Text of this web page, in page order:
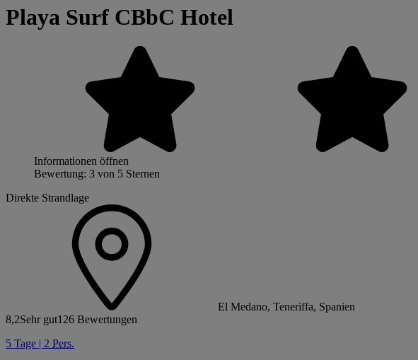
Playa Surf CBbC Hotel
Informationen öffnen
Bewertung: 3 von 5 Sternen
Direkte Strandlage
El Medano, Teneriffa, Spanien
8,2Sehr gut126 Bewertungen
5 Tage | 2 Pers.